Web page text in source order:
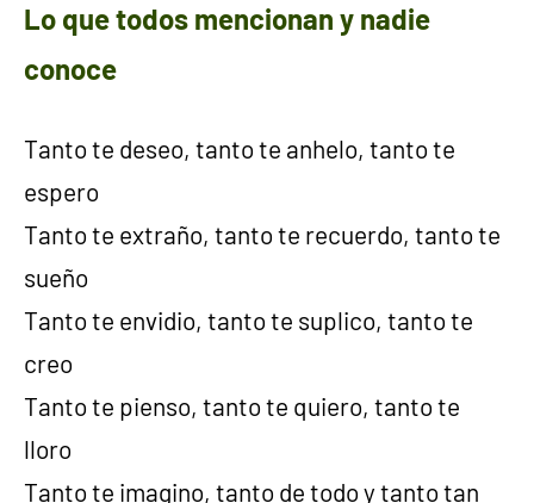
Lo que todos mencionan y nadie
conoce
Tanto te deseo, tanto te anhelo, tanto te
espero
Tanto te extraño, tanto te recuerdo, tanto te
sueño
Tanto te envidio, tanto te suplico, tanto te
creo
Tanto te pienso, tanto te quiero, tanto te
lloro
Tanto te imagino, tanto de todo y tanto tan